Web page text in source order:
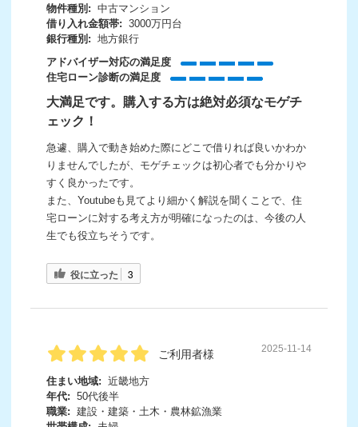
物件種別: 中古マンション
借り入れ金額帯: 3000万円台
銀行種別: 地方銀行
アドバイザー対応の満足度
住宅ローン診断の満足度
大満足です。購入する方は絶対必須なモゲチ
ェック！
急遽、購入で動き始めた際にどこで借りれば良いかわか
りませんでしたが、モゲチェックは初心者でも分かりや
すく良かったです。
また、Youtubeも見てより細かく解説を聞くことで、住
宅ローンに対する考え方が明確になったのは、今後の人
生でも役立ちそうです。
役に立った 3
ご利用者様 2025-11-14
住まい地域: 近畿地方
年代: 50代後半
職業: 建設・建築・土木・農林鉱漁業